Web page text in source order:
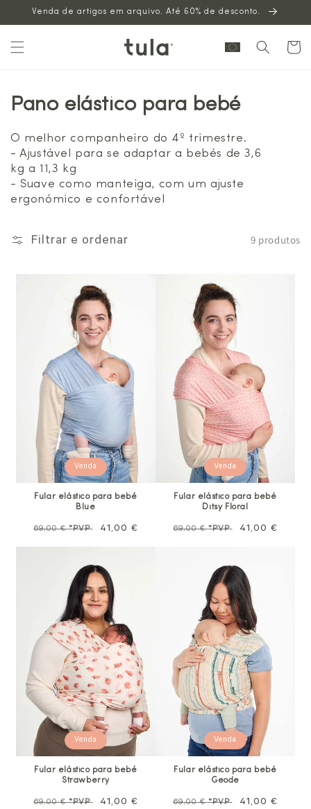
para o
Venda de artigos em arquivo. Até 60% de desconto.
Carrinho
Pano elástico para bebé
O melhor companheiro do 4º trimestre.
- Ajustável para se adaptar a bebés de 3,6
kg a 11,3 kg
- Suave como manteiga, com um ajuste
ergonómico e confortável
Filtrar e ordenar 9 produtos
Venda
Fular elástico para bebé
Blue
Preço
normal
69,00 €*PVP
Preço
41,00 €
Venda
Fular elástico para bebé
Ditsy Floral
Preço
69,00 €*PVP
Preço
41,00 €
Venda
Fular elástico para bebé
Strawberry
Preço
69,00 €*PVP
Preço
41,00 €
Venda
Fular elástico para bebé
Geode
Preço
69,00 €*PVP
Preço
41,00 €